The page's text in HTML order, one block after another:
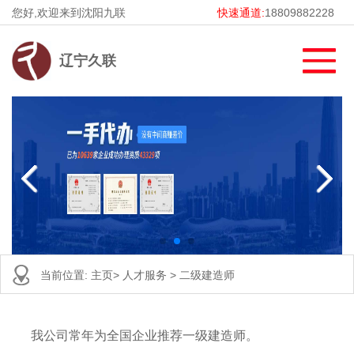
您好,欢迎来到沈阳九联 快速通道:18809882228
辽宁久联
当前位置: 主页> 人才服务 > 二级建造师
我公司常年为全国企业推荐一级建造师。